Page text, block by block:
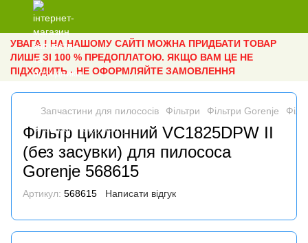
УВАГА ! НА НАШОМУ САЙТІ МОЖНА ПРИДБАТИ ТОВАР
ЛИШЕ ЗІ 100 % ПРЕДОПЛАТОЮ. ЯКЩО ВАМ ЦЕ НЕ
ПІДХОДИТЬ - НЕ ОФОРМЛЯЙТЕ ЗАМОВЛЕННЯ
Запчастини для пилососів Фільтри Фільтри Gorenje
Фільтр циклонний VC1825DPW II
(без засувки) для пилососа
Gorenje 568615
Артикул: 568615 Написати відгук